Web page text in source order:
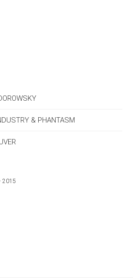
& PHANTASM
2015